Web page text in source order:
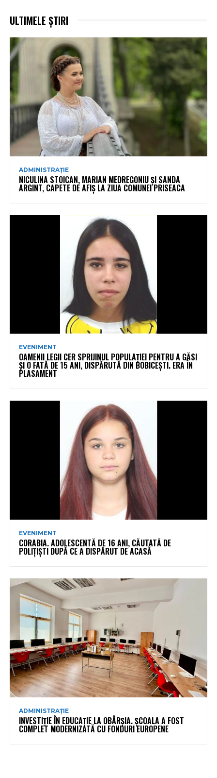
ULTIMELE ȘTIRI
ADMINISTRAȚIE
NICULINA STOICAN, MARIAN MEDREGONIU ȘI SANDA
ARGINT, CAPETE DE AFIȘ LA ZIUA COMUNEI PRISEACA
EVENIMENT
OAMENII LEGII CER SPRIJINUL POPULAȚIEI PENTRU A GĂSI
ȘI O FATĂ DE 15 ANI, DISPĂRUTĂ DIN BOBICEȘTI. ERA ÎN
PLASAMENT
EVENIMENT
CORABIA. ADOLESCENTĂ DE 16 ANI, CĂUTATĂ DE
POLIȚIȘTI DUPĂ CE A DISPĂRUT DE ACASĂ
ADMINISTRAȚIE
INVESTIȚIE ÎN EDUCAȚIE LA OBÂRȘIA. ȘCOALA A FOST
COMPLET MODERNIZATĂ CU FONDURI EUROPENE